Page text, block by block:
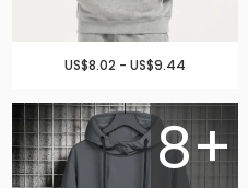
US$8.02 - US$9.44
8+